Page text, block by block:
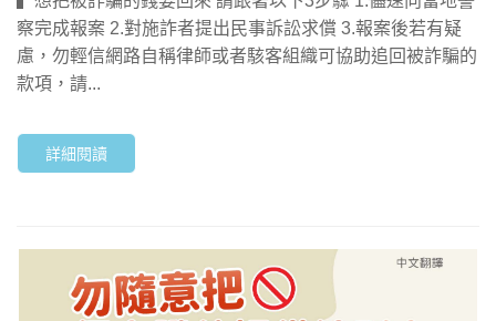
察完成報案 2.對施詐者提出民事訴訟求償 3.報案後若有疑
慮，勿輕信網路自稱律師或者駭客組織可協助追回被詐騙的
款項，請...
詳細閱讀